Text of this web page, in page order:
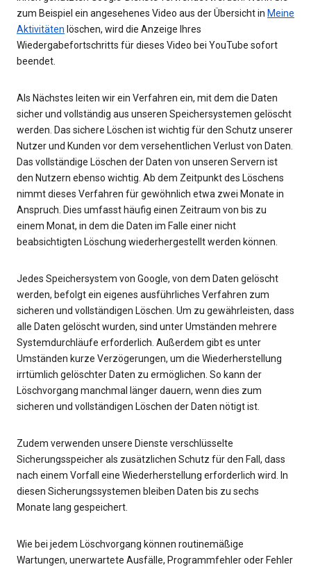
zum Beispiel ein angesehenes Video aus der Übersicht in Meine
Aktivitäten löschen, wird die Anzeige Ihres
Wiedergabefortschritts für dieses Video bei YouTube sofort
beendet.
Als Nächstes leiten wir ein Verfahren ein, mit dem die Daten
sicher und vollständig aus unseren Speichersystemen gelöscht
werden. Das sichere Löschen ist wichtig für den Schutz unserer
Nutzer und Kunden vor dem versehentlichen Verlust von Daten.
Das vollständige Löschen der Daten von unseren Servern ist
den Nutzern ebenso wichtig. Ab dem Zeitpunkt des Löschens
nimmt dieses Verfahren für gewöhnlich etwa zwei Monate in
Anspruch. Dies umfasst häufig einen Zeitraum von bis zu
einem Monat, in dem die Daten im Falle einer nicht
beabsichtigten Löschung wiederhergestellt werden können.
Jedes Speichersystem von Google, von dem Daten gelöscht
werden, befolgt ein eigenes ausführliches Verfahren zum
sicheren und vollständigen Löschen. Um zu gewährleisten, dass
alle Daten gelöscht wurden, sind unter Umständen mehrere
Systemdurchläufe erforderlich. Außerdem gibt es unter
Umständen kurze Verzögerungen, um die Wiederherstellung
irrtümlich gelöschter Daten zu ermöglichen. So kann der
Löschvorgang manchmal länger dauern, wenn dies zum
sicheren und vollständigen Löschen der Daten nötigt ist.
Zudem verwenden unsere Dienste verschlüsselte
Sicherungsspeicher als zusätzlichen Schutz für den Fall, dass
nach einem Vorfall eine Wiederherstellung erforderlich wird. In
diesen Sicherungssystemen bleiben Daten bis zu sechs
Monate lang gespeichert.
Wie bei jedem Löschvorgang können routinemäßige
Wartungen, unerwartete Ausfälle, Programmfehler oder Fehler